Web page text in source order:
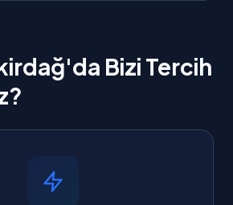
Bizi Tercih